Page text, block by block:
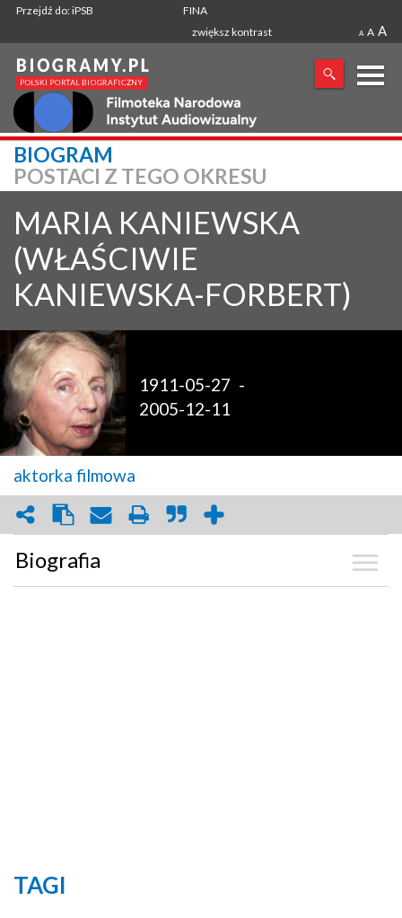
Przejdź do: iPSB
FINA
zwiększ kontrast
A A A
X
SZUKANA FRAZA
BIOGRAM
POSTACI Z TEGO OKRESU
MARIA KANIEWSKA
(WŁAŚCIWIE
KANIEWSKA-FORBERT)
1911-05-27 -
2005-12-11
aktorka filmowa
Biografia
TAGI